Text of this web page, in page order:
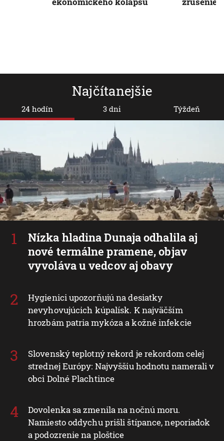
Najčítanejšie
24 hodín
Nízka hladina Dunaja odhalila aj
nové termálne pramene, objav
vyvoláva u vedcov aj obavy
Hygienici upozorňujú na desiatky
nevyhovujúcich kúpalísk. K najväčším
hrozbám patria mykóza a kožné infekcie
Slovenský teplotný rekord je rekordom celej
strednej Európy: Najvyššiu hodnotu namerali v
obci Dolné Plachtince
Dovolenka sa zmenila na nočnú moru.
Namiesto oddychu prišli štípance, neporiadok
a podozrenie na ploštice
3 dni Týždeň